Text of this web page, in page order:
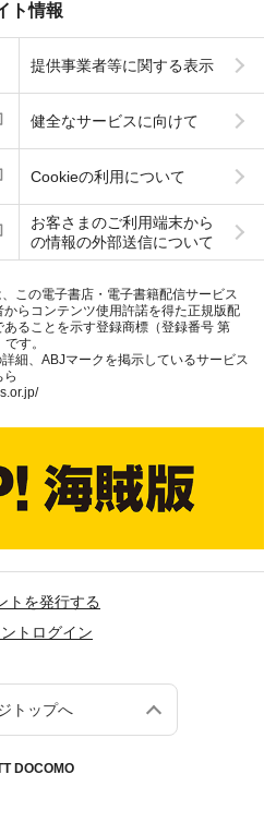
ト情報
提供事業者等に関する表示
健全なサービスに向けて
Cookieの利用について
お客さまのご利用端末から
の情報の外部送信について
この電子書店・電子書籍配信サービス
からコンテンツ使用許諾を得た正規版配
あることを示す登録商標（登録番号 第
す。
細、ABJマークを掲示しているサービス
ら
トを発行する
トログイン
トップへ
DOCOMO